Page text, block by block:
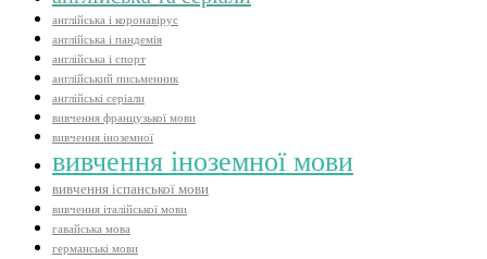
англійська і коронавірус
англійська і пандемія
англійська і спорт
англійський письменник
англійські серіали
вивчення французької мови
вивчення іноземної
вивчення іноземної мови
вивчення іспанської мови
вивчення італійської мови
гавайська мова
германські мови